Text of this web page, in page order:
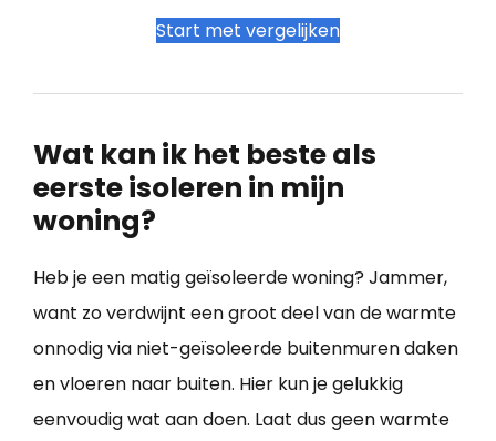
Start met vergelijken
Wat kan ik het beste als
eerste isoleren in mijn
woning?
Heb je een matig geïsoleerde woning? Jammer,
want zo verdwijnt een groot deel van de warmte
onnodig via niet-geïsoleerde buitenmuren daken
en vloeren naar buiten. Hier kun je gelukkig
eenvoudig wat aan doen. Laat dus geen warmte